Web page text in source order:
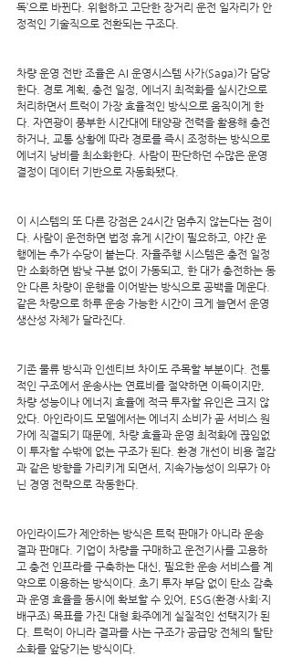
독’으로 바뀐다. 위험하고 고단한 장거리 운전 일자리가 안
정적인 기술직으로 전환되는 구조다.
차량 운영 전반 조율은 AI 운영시스템 사가(Saga)가 담당
한다. 경로 계획, 충전 일정, 에너지 최적화를 실시간으로
처리하면서 트럭이 가장 효율적인 방식으로 움직이게 한
다. 자연광이 풍부한 시간대에 태양광 전력을 활용해 충전
하거나, 교통 상황에 따라 경로를 즉시 조정하는 방식으로
에너지 낭비를 최소화한다. 사람이 판단하던 수많은 운영
결정이 데이터 기반으로 자동화됐다.
이 시스템의 또 다른 강점은 24시간 멈추지 않는다는 점이
다. 사람이 운전하면 법정 휴게 시간이 필요하고, 야간 운
행에는 추가 수당이 붙는다. 자율주행 시스템은 충전 일정
만 소화하면 밤낮 구분 없이 가동되고, 한 대가 충전하는 동
안 다른 차량이 운행을 이어받는 방식으로 공백을 메운다.
같은 차량으로 하루 운송 가능한 시간이 크게 늘면서 운영
생산성 자체가 달라진다.
기존 물류 방식과 인센티브 차이도 주목할 부분이다. 전통
적인 구조에서 운송사는 연료비를 절약하면 이득이지만,
차량 성능이나 에너지 효율에 적극 투자할 유인은 크지 않
았다. 아인라이드 모델에서는 에너지 소비가 곧 서비스 원
가에 직결되기 때문에, 차량 효율과 운영 최적화에 끊임없
이 투자할 수밖에 없는 구조가 된다. 환경 개선이 비용 절감
과 같은 방향을 가리키게 되면서, 지속가능성이 의무가 아
닌 경영 전략으로 작동한다.
아인라이드가 제안하는 방식은 트럭 판매가 아니라 운송
결과 판매다. 기업이 차량을 구매하고 운전기사를 고용하
고 충전 인프라를 구축하는 대신, 필요한 운송 서비스를 계
약으로 이용하는 방식이다. 초기 투자 부담 없이 탄소 감축
과 운영 효율을 동시에 확보할 수 있어, ESG(환경·사회·지
배구조) 목표를 가진 대형 화주에게 실질적인 선택지가 된
다. 트럭이 아니라 결과를 사는 구조가 공급망 전체의 탈탄
소화를 앞당기는 방식이다.